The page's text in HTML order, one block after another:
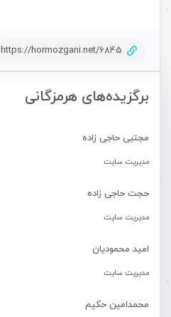
برگزیده‌های هرمزگانی
مجتبی حاجی زاده
مدیریت سایت
حجت حاجی زاده
مدیریت سایت
امید محمودیان
مدیریت سایت
محمدامین حکیم
https://hormozgani.net/6845